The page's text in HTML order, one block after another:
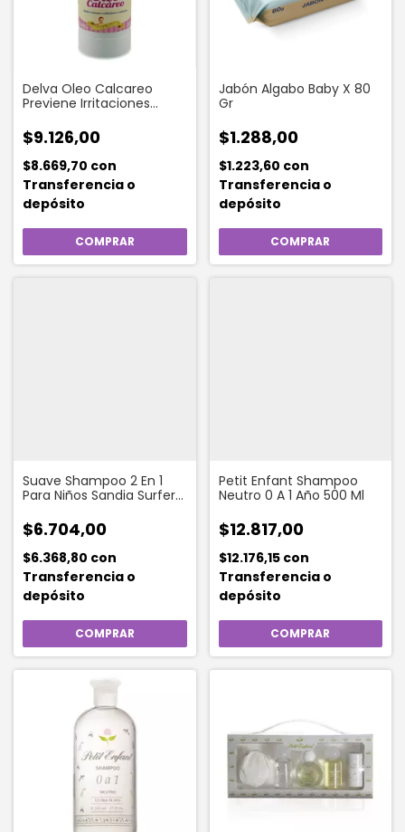
Delva Oleo Calcareo
Previene Irritaciones
$9.126,00
$8.669,70 con
Transferencia o
depósito
Jabón Algabo Baby X 80
Gr
$1.288,00
$1.223,60 con
Transferencia o
depósito
Suave Shampoo 2 En 1
Para Niños Sandia Surfer
$6.704,00
$6.368,80 con
Transferencia o
depósito
Petit Enfant Shampoo
Neutro 0 A 1 Año 500 Ml
$12.817,00
$12.176,15 con
Transferencia o
depósito